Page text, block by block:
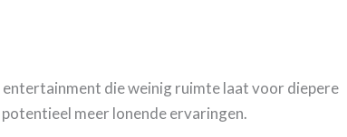
die weinig ruimte laat voor diepere
meer lonende ervaringen.